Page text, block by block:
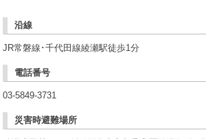
沿線
JR常磐線･千代田線綾瀬駅徒歩1分
電話番号
03-5849-3731
災害時避難場所